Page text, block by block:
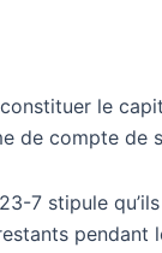
le
de compte
7 stipule